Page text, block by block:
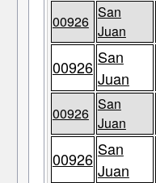
00926
San
Juan
00926 San
Juan
00926
San
Juan
00926 San
Juan